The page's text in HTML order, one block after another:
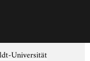
Universität